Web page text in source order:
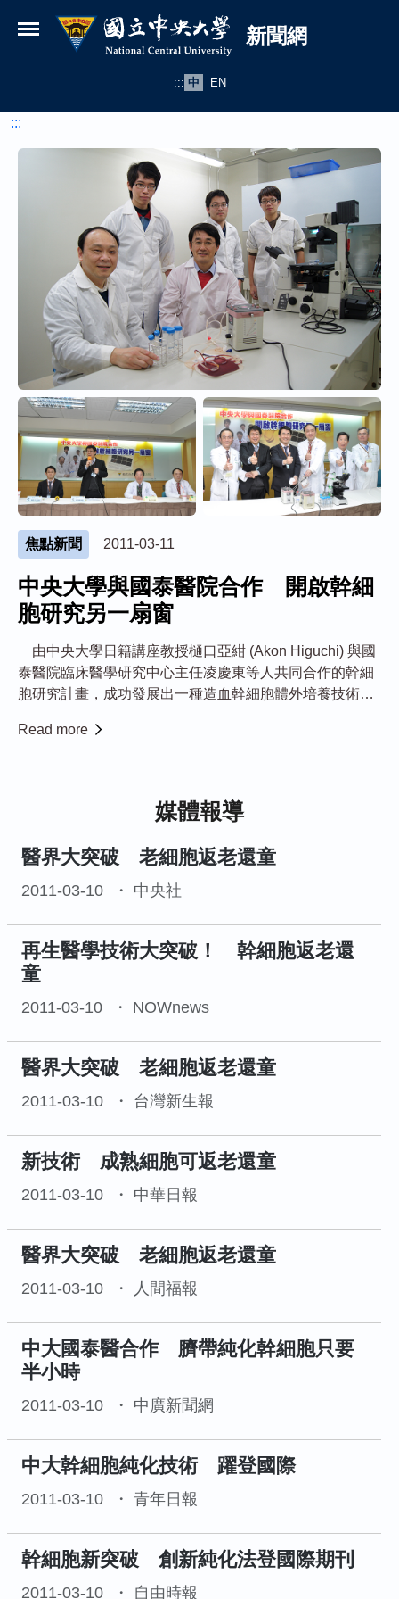
國立中央大學新聞網
新聞網
::: 中 EN
:::
焦點新聞 2011-03-11
中央大學與國泰醫院合作 開啟幹細
胞研究另一扇窗
由中央大學日籍講座教授樋口亞紺 (Akon Higuchi) 與國
泰醫院臨床醫學研究中心主任凌慶東等人共同合作的幹細
胞研究計畫，成功發展出一種造血幹細胞體外培養技術，
方法只要半小時；此團隊同時與日本國立醫學研究單位合
Read more
媒體報導
醫界大突破 老細胞返老還童
2011-03-10 中央社
再生醫學技術大突破！ 幹細胞返老還
童
2011-03-10 NOWnews
醫界大突破 老細胞返老還童
2011-03-10 台灣新生報
新技術 成熟細胞可返老還童
2011-03-10 中華日報
醫界大突破 老細胞返老還童
2011-03-10 人間福報
中大國泰醫合作 臍帶純化幹細胞只要
半小時
2011-03-10 中廣新聞網
中大幹細胞純化技術 躍登國際
2011-03-10 青年日報
幹細胞新突破 創新純化法登國際期刊
2011-03-10 自由時報